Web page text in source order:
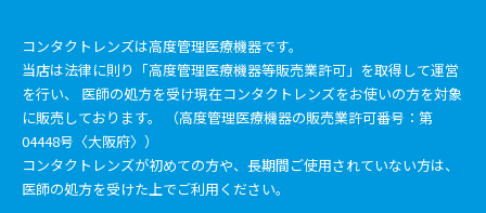
コンタクトレンズは高度管理医療機器です。
当店は法律に則り「高度管理医療機器等販売業許可」を取得して運営
を行い、 医師の処方を受け現在コンタクトレンズをお使いの方を対象
に販売しております。 （高度管理医療機器の販売業許可番号：第
04448号〈大阪府〉）
コンタクトレンズが初めての方や、長期間ご使用されていない方は、
医師の処方を受けた上でご利用ください。